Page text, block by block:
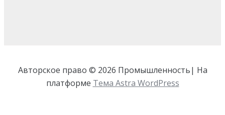
Авторское право © 2026 Промышленность| На
платформе Тема Astra WordPress